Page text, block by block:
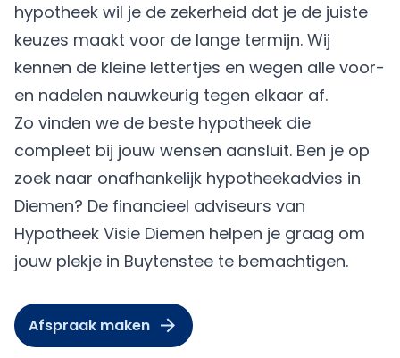
hypotheek wil je de zekerheid dat je de juiste
keuzes maakt voor de lange termijn. Wij
kennen de kleine lettertjes en wegen alle voor-
en nadelen nauwkeurig tegen elkaar af.
Zo vinden we de beste hypotheek die
compleet bij jouw wensen aansluit. Ben je op
zoek naar onafhankelijk hypotheekadvies in
Diemen? De financieel adviseurs van
Hypotheek Visie Diemen helpen je graag om
jouw plekje in Buytenstee te bemachtigen.
Afspraak maken